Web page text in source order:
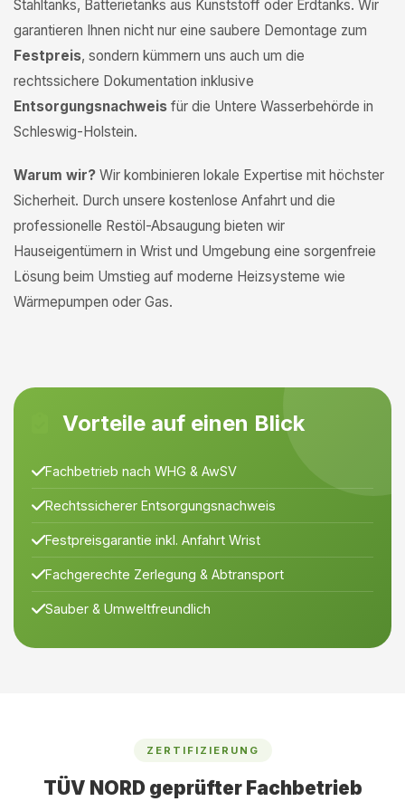
Stahltanks, Batterietanks aus Kunststoff oder Erdtanks. Wir
garantieren Ihnen nicht nur eine saubere Demontage zum
Festpreis, sondern kümmern uns auch um die
rechtssichere Dokumentation inklusive
Entsorgungsnachweis für die Untere Wasserbehörde in
Schleswig-Holstein.
Warum wir? Wir kombinieren lokale Expertise mit höchster
Sicherheit. Durch unsere kostenlose Anfahrt und die
professionelle Restöl-Absaugung bieten wir
Hauseigentümern in Wrist und Umgebung eine sorgenfreie
Lösung beim Umstieg auf moderne Heizsysteme wie
Wärmepumpen oder Gas.
Vorteile auf einen Blick
Fachbetrieb nach WHG & AwSV
Rechtssicherer Entsorgungsnachweis
Festpreisgarantie inkl. Anfahrt Wrist
Fachgerechte Zerlegung & Abtransport
Sauber & Umweltfreundlich
ZERTIFIZIERUNG
TÜV NORD geprüfter Fachbetrieb